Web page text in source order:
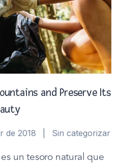
and Preserve Its
de 2018 Sin categorizar
un tesoro natural que